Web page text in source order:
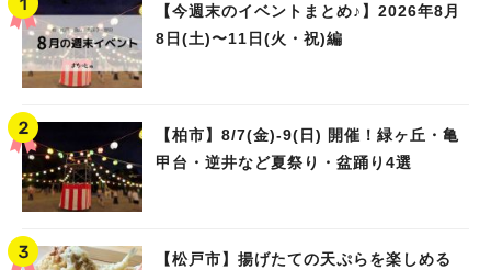
【今週末のイベントまとめ♪】2026年8月
8日(土)〜11日(火・祝)編
【柏市】8/7(金)‐9(日) 開催！緑ヶ丘・亀
甲台・逆井など夏祭り・盆踊り4選
【松戸市】揚げたての天ぷらを楽しめる